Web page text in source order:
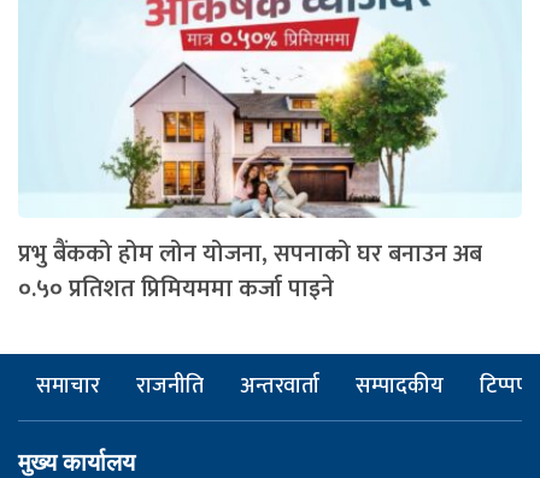
प्रभु बैंकको होम लोन योजना, सपनाको घर बनाउन अब
०.५० प्रतिशत प्रिमियममा कर्जा पाइने
समाचार राजनीति अन्तरवार्ता सम्पादकीय टिप्पणी
मुख्य कार्यालय